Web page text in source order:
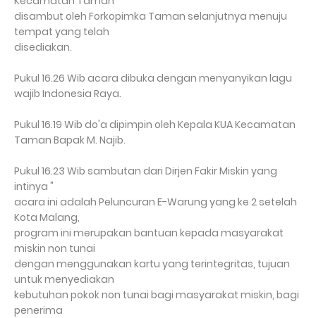
disambut oleh Forkopimka Taman selanjutnya menuju
tempat yang telah
disediakan.
Pukul 16.26 Wib acara dibuka dengan menyanyikan lagu
wajib Indonesia Raya.
Pukul 16.19 Wib do'a dipimpin oleh Kepala KUA Kecamatan
Taman Bapak M. Najib.
Pukul 16.23 Wib sambutan dari Dirjen Fakir Miskin yang
intinya "
acara ini adalah Peluncuran E-Warung yang ke 2 setelah
Kota Malang,
program ini merupakan bantuan kepada masyarakat
miskin non tunai
dengan menggunakan kartu yang terintegritas, tujuan
untuk menyediakan
kebutuhan pokok non tunai bagi masyarakat miskin, bagi
penerima